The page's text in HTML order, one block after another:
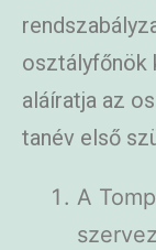
osztályfőnök
aláíratja az
tanév első
A